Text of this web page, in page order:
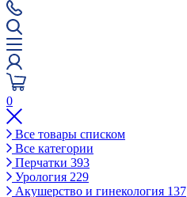
0
Все товары списком
Все категории
Перчатки 393
Урология 229
Акушерство и гинекология 137